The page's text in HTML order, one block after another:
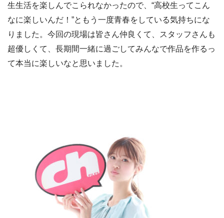
生生活を楽しんでこられなかったので、“高校生ってこん
なに楽しいんだ！”ともう一度青春をしている気持ちにな
りました。今回の現場は皆さん仲良くて、スタッフさんも
超優しくて、長期間一緒に過ごしてみんなで作品を作るっ
て本当に楽しいなと思いました。